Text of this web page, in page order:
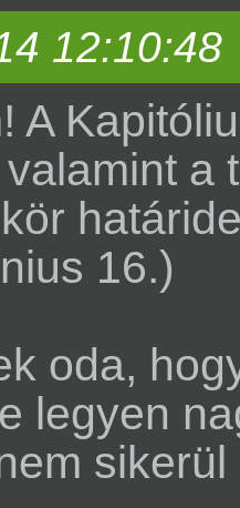
12:10:48
A
a
16.)
oda,
legyen
sikerül